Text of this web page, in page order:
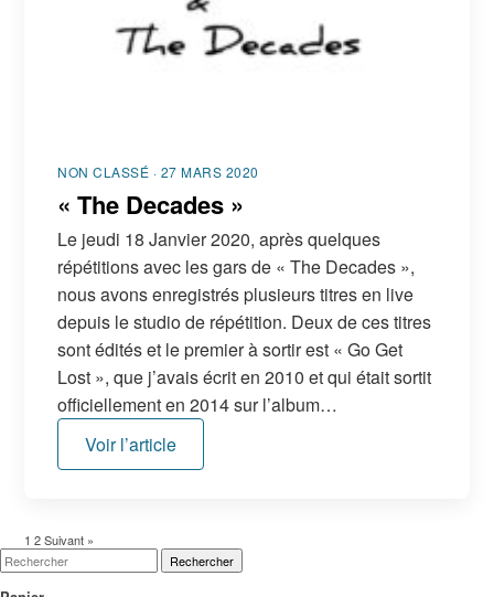
NON CLASSÉ · 27 MARS 2020
« The Decades »
Le jeudi 18 Janvier 2020, après quelques
répétitions avec les gars de « The Decades »,
nous avons enregistrés plusieurs titres en live
depuis le studio de répétition. Deux de ces titres
sont édités et le premier à sortir est « Go Get
Lost », que j’avais écrit en 2010 et qui était sortit
officiellement en 2014 sur l’album…
Voir l’article
1 2 Suivant »
Rechercher